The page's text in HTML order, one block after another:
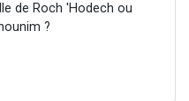
de Roch 'Hodech ou
?